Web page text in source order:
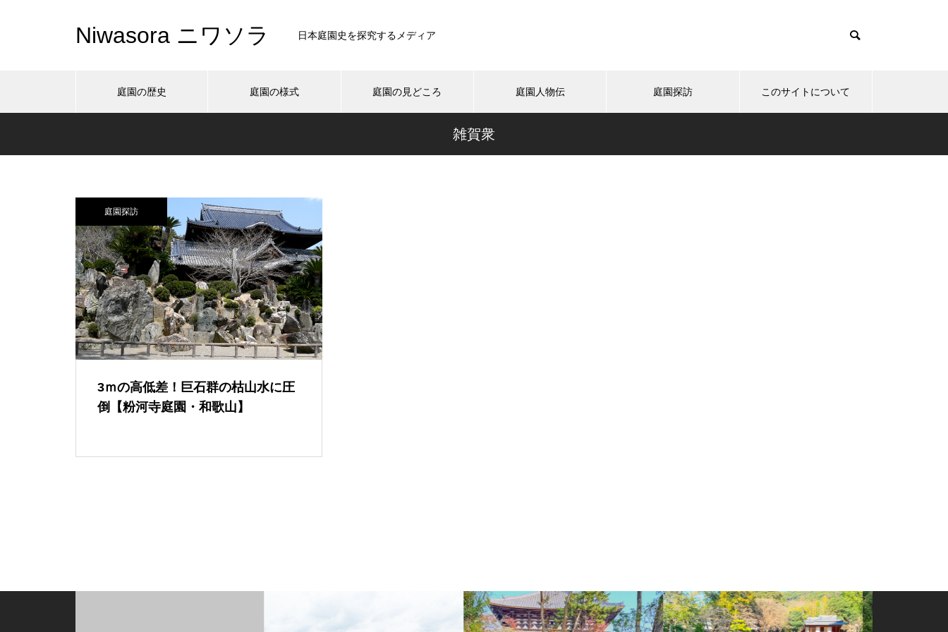
Niwasora ニワソラ 日本庭園史を探究するメディア
庭園の歴史 庭園の様式 庭園の見どころ 庭園人物伝 庭園探訪 このサイトについて
雑賀衆
庭園探訪
3ｍの高低差！巨石群の枯山水に圧
倒【粉河寺庭園・和歌山】